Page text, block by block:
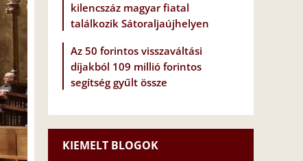
kilencszáz magyar fiatal
találkozik Sátoraljaújhelyen
Az 50 forintos visszaváltási
díjakból 109 millió forintos
segítség gyűlt össze
KIEMELT BLOGOK